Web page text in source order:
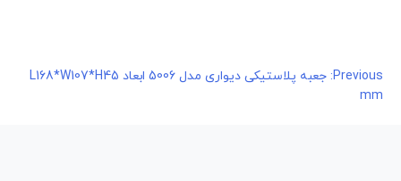
راهبری
Previous:
جعبه پلاستیکی دیواری مدل 5006 ابعاد L168*W107*H45
mm